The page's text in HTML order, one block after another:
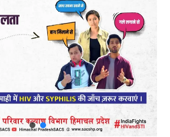
सरकार मछुआरों को नावों और मछली पकड़ने के उपकरणों पर डे रही
तक सब्सिडी
08/2026
बैरागढ़ में दर्दनाक बस हादसा, 7 की मौत, 11 घायल, राज्यपाल CM व
पठानिया सहित नेताओं ने जताया शोक
08/2026
बस सड़क हादसा, 3 की मौत कई गंभीर घायल, बैरागढ़ से चंबा आ
निजी बस शर्मा कोच